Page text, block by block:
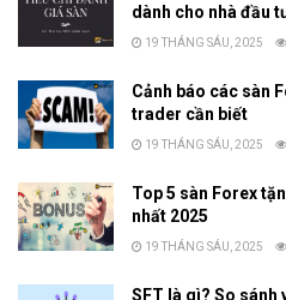
dành cho nhà đầu
19 THÁNG SÁU, 2025
Cảnh báo các sàn
trader cần biết
19 THÁNG SÁU, 2025
Top 5 sàn Forex
nhất 2025
19 THÁNG SÁU, 2025
SFT là gì? So sánh